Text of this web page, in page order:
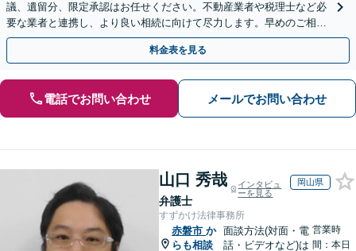
議、遺留分、限定承認はお任せください。不動産業者や税理士など必
要な業者と連携し、より良い相続に向けて尽力します。早めのご相談
が複雑化を防ぐカギとなります【休日相談可】
料金表を見る
電話でお問い合わせ メールでお問い合わせ
山口 秀哉
弁護士
インタビュ
ーを見る
岡山県
すずかけ法律事務所
赤磐市 か
らも相談
面談方法(対面・電
話・ビデオなど)は
営業時
間：本日